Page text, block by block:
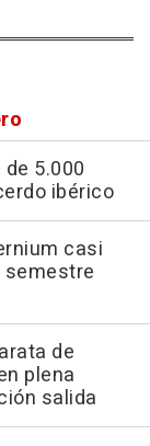
5.000
ibérico
casi
de
plena
salida